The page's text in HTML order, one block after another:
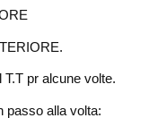
pr alcune volte.
passo alla volta: